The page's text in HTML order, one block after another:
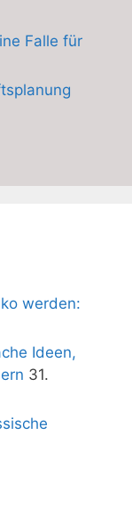
Falle für
werden:
Ideen,
31.